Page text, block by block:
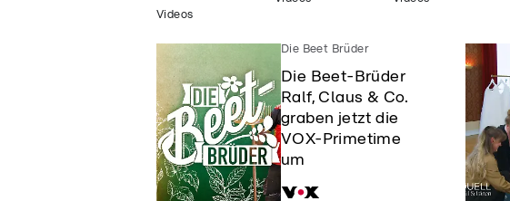
Videos
Die Beet Brüder
Die Beet-Brüder
Ralf, Claus & Co.
graben jetzt die
VOX-Primetime
um